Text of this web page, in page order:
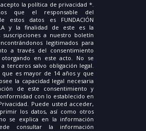
la política de privacidad *.
que el responsable del
estos datos es FUNDACIÓN
y la finalidad de este es la
suscripciones a nuestro boletín
legitimados para
a través del consentimiento
en este acto. No se
terceros salvo obligación legal.
que es mayor de 14 años y que
la capacidad legal necesaria
de este consentimiento y
con lo establecido en
Puede usted acceder,
los datos, así como otros
se explica en la información
consultar la información